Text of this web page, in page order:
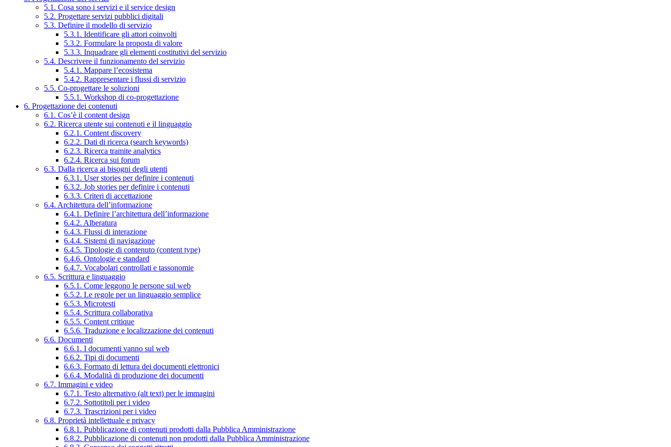
5.1. Cosa sono i servizi e il service design
5.2. Progettare servizi pubblici digitali
5.3. Definire il modello di servizio
5.3.1. Identificare gli attori coinvolti
5.3.2. Formulare la proposta di valore
5.3.3. Inquadrare gli elementi costitutivi del servizio
5.4. Descrivere il funzionamento del servizio
5.4.1. Mappare l’ecosistema
5.4.2. Rappresentare i flussi di servizio
5.5. Co-progettare le soluzioni
5.5.1. Workshop di co-progettazione
6. Progettazione dei contenuti
6.1. Cos’è il content design
6.2. Ricerca utente sui contenuti e il linguaggio
6.2.1. Content discovery
6.2.2. Dati di ricerca (search keywords)
6.2.3. Ricerca tramite analytics
6.2.4. Ricerca sui forum
6.3. Dalla ricerca ai bisogni degli utenti
6.3.1. User stories per definire i contenuti
6.3.2. Job stories per definire i contenuti
6.3.3. Criteri di accettazione
6.4. Architettura dell’informazione
6.4.1. Definire l’architettura dell’informazione
6.4.2. Alberatura
6.4.3. Flussi di interazione
6.4.4. Sistemi di navigazione
6.4.5. Tipologie di contenuto (content type)
6.4.6. Ontologie e standard
6.4.7. Vocabolari controllati e tassonomie
6.5. Scrittura e linguaggio
6.5.1. Come leggono le persone sul web
6.5.2. Le regole per un linguaggio semplice
6.5.3. Microtesti
6.5.4. Scrittura collaborativa
6.5.5. Content critique
6.5.6. Traduzione e localizzazione dei contenuti
6.6. Documenti
6.6.1. I documenti vanno sul web
6.6.2. Tipi di documenti
6.6.3. Formato di lettura dei documenti elettronici
6.6.4. Modalità di produzione dei documenti
6.7. Immagini e video
6.7.1. Testo alternativo (alt text) per le immagini
6.7.2. Sottotitoli per i video
6.7.3. Trascrizioni per i video
6.8. Proprietà intellettuale e privacy
6.8.1. Pubblicazione di contenuti prodotti dalla Pubblica Amministrazione
6.8.2. Pubblicazione di contenuti non prodotti dalla Pubblica Amministrazione